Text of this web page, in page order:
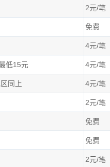
2元/笔
免费
4元/笔
低15元 4元/笔
同上 4元/笔
2元/笔
免费
免费
2元/笔